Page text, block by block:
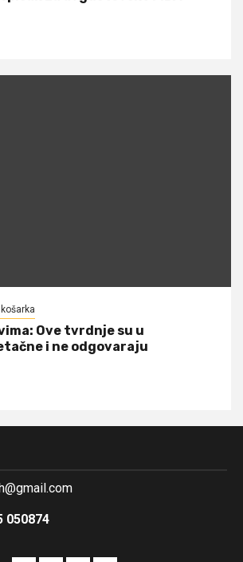
​Ove tvrdnje su u
i ne odgovaraju
050874